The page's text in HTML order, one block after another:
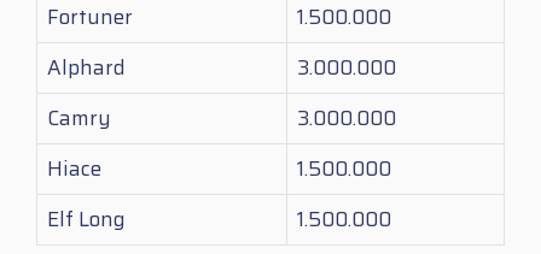
Fortuner
1.500.000
Alphard
3.000.000
Camry
3.000.000
Hiace
1.500.000
Elf Long
1.500.000